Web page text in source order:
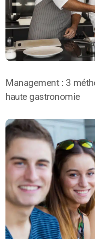
Management : 3
haute gastronomie